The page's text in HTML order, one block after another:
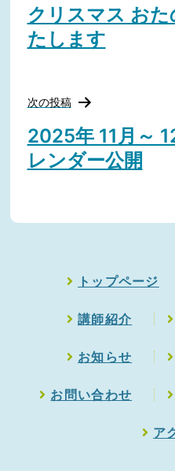
ナ
ビ
ゲ
ー
ン
クリスマス お
たします
次の投稿
2025年 11月～
レンダー公開
トップページ
講師紹介
お知らせ
お問い合わせ
ア